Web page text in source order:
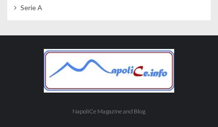
Serie A
NapoliCe Magazine and Blog.